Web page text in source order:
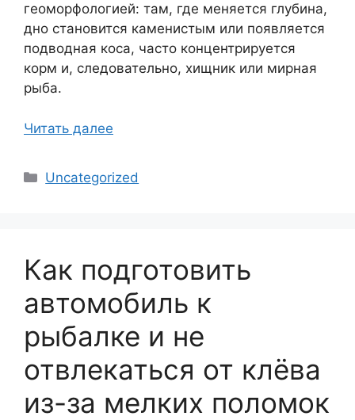
геоморфологией: там, где меняется глубина,
дно становится каменистым или появляется
подводная коса, часто концентрируется
корм и, следовательно, хищник или мирная
рыба.
Читать далее
Рубрики
Uncategorized
Как подготовить
автомобиль к
рыбалке и не
отвлекаться от клёва
из-за мелких поломок